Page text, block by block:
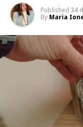
Published 34
By Maria